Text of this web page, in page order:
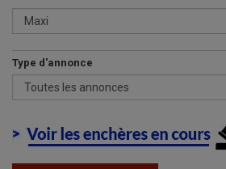
Type d'annonce